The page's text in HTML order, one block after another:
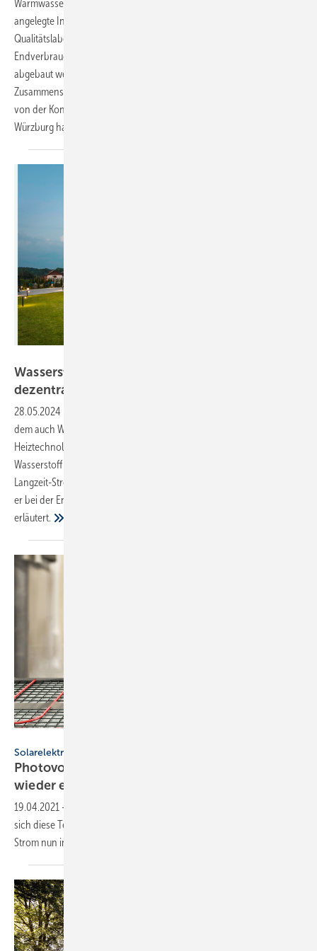
Warmwasser-Wärmepumpenheizung stehen. Durch eine breit
angelegte Initiative aus Forschungsprojekten, Normungsarbeit und
Qualitätslabel soll die Skepsis von Investoren, Architekten und
Endverbrauchern gegenüber der elektrischen Strahlungsheizung
abgebaut werden. Hauptinitiator ist die „IG Infrarot“, ein
Zusammenschluss von etwa 32 Herstellern und Architekten. Eindrücke
von der Konferenz „Die Infrarotheizung im Bestandsgebäude“ in
Würzburg hat Wolfgang Schmid für die SBZ
Wasserstoff als Langzeit-Stromspeicher
dezentral
28.05.2024
dem auch Wasserstoff als Energieträger im Bereich der
Heiztechnologie in den Fokus rückt. Eine nutzbare Umsetzung von
Wasserstoff in der Gebäudetechnik ist ein wasserstoffbasierter
Langzeit-Stromspeicher, der aktuell auf den Markt gebracht wurde. Ob
er bei der Energiewende eine Rolle spielen kann, wird im Fachbeitrag
erläutert.
Solarelektrisches Zeitalter
Photovoltaik-Strom: Hat die Elektro-Heizung
wieder eine
19.04.2021 -
sich diese Technologie am Beginn des Zeitalters von Photovoltaik-
Strom nun in einer